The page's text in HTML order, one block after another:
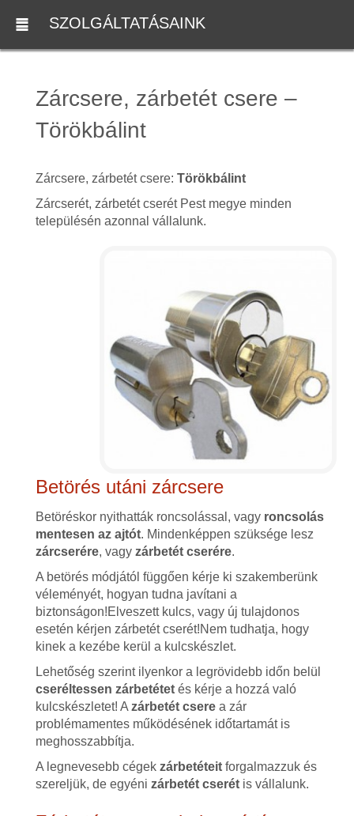
SZOLGÁLTATÁSAINK
Zárcsere, zárbetét csere –
Törökbálint
Zárcsere, zárbetét csere: Törökbálint
Zárcserét, zárbetét cserét Pest megye minden
településén azonnal vállalunk.
Betörés utáni zárcsere
Betöréskor nyithatták roncsolással, vagy roncsolás
mentesen az ajtót. Mindenképpen szüksége lesz
zárcserére, vagyzárbetét cserére.
A betörés módjától függően kérje ki szakemberünk
véleményét, hogyan tudna javítani a
biztonságon!Elveszett kulcs, vagy új tulajdonos
esetén kérjen zárbetét cserét!Nem tudhatja, hogy
kinek a kezébe kerül a kulcskészlet.
Lehetőség szerint ilyenkor a legrövidebb időn belül
cseréltessen zárbetétetés kérje a hozzá való
kulcskészletet! A zárbetét cserea zár
problémamentes működésének időtartamát is
meghosszabbítja.
A legnevesebb cégek zárbetéteitforgalmazzuk és
szereljük, de egyéni zárbetét cserétis vállalunk.